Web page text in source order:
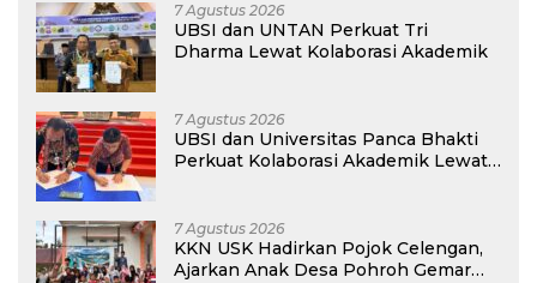
7 Agustus 2026
UBSI dan UNTAN Perkuat Tri
Dharma Lewat Kolaborasi Akademik
7 Agustus 2026
UBSI dan Universitas Panca Bhakti
Perkuat Kolaborasi Akademik Lewat
7 Agustus 2026
KKN USK Hadirkan Pojok Celengan,
Ajarkan Anak Desa Pohroh Gemar